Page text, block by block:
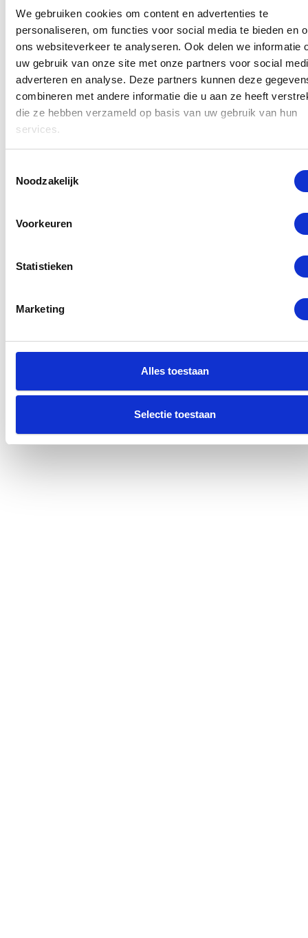
We gebruiken cookies om content en advertenties te
personaliseren, om functies voor social media te bieden en
ons websiteverkeer te analyseren. Ook delen we informatie
uw gebruik van onze site met onze partners voor social
adverteren en analyse. Deze partners kunnen deze
combineren met andere informatie die u aan ze heeft
die ze hebben verzameld op basis van uw gebruik van hun
services.
Noodzakelijk
Voorkeuren
Statistieken
Marketing
Alles toestaan
Selectie toestaan
Gelukkig is dit bij ons snel en vakkundig
gerepareerd! Bij ons bent u uw toestel geen 2 weken
kwijt, maar kunt u erop wachten. Kom dus langs voor
een scherm reparatie of als u een andere probleem
heeft met uw OnePlus. Op het moment dat u geniet
van onze heerlijke koffie gaan wij aan de slag met
of bel naar010 260 00 28
Selecteer een reparatie